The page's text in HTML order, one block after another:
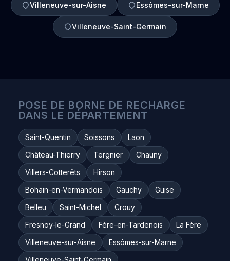
Villeneuve-sur-Aisne Essômes-sur-Marne
Villeneuve-Saint-Germain
POSE DE BORNE DE RECHARGE
DANS LE DÉPARTEMENT
Saint-Quentin Soissons
Laon
Château-Thierry
Tergnier
Chauny
Villers-Cotterêts
Hirson
Bohain-en-Vermandois
Gauchy
Guise
Belleu
Saint-Michel
Crouy
Fresnoy-le-Grand
Fère-en-Tardenois
La Fère
Villeneuve-sur-Aisne
Essômes-sur-Marne